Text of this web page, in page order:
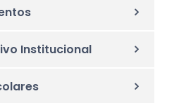
Institucional